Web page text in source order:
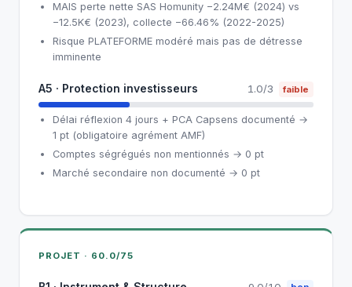
MAIS perte nette SAS Homunity −2.24M€ (2024) vs
−12.5K€ (2023), collecte −66.46% (2022-2025)
Risque PLATEFORME modéré mais pas de détresse
imminente
A5 · Protection investisseurs 1.0/3 faible
Délai réflexion 4 jours + PCA Capsens documenté →
1 pt (obligatoire agrément AMF)
Comptes ségrégués non mentionnés → 0 pt
Marché secondaire non documenté → 0 pt
PROJET · 60.0/75